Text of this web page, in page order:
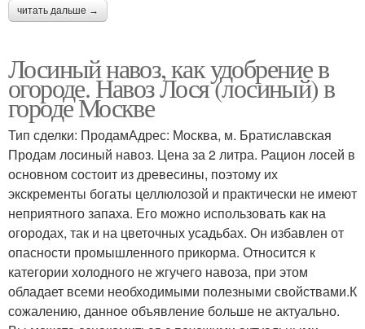
читать дальше →
Лосиный навоз, как удобрение в
огороде. Навоз Лося (лосиный) в
городе Москве
Тип сделки: ПродамАдрес: Москва, м. Братиславская
Продам лосиный навоз. Цена за 2 литра. Рацион лосей в
основном состоит из древесины, поэтому их
экскременты богаты целлюлозой и практически не имеют
неприятного запаха. Его можно использовать как на
огородах, так и на цветочных усадьбах. Он избавлен от
опасности промышленного прикорма. Относится к
категории холодного не жгучего навоза, при этом
обладает всеми необходимыми полезными свойствами.К
сожалению, данное объявление больше не актуально.